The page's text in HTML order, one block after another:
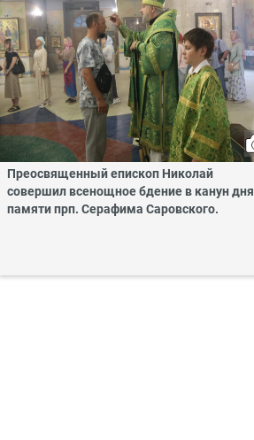
Преосвященный епископ Николай
совершил всенощное бдение в канун дня
памяти прп. Серафима Саровского.